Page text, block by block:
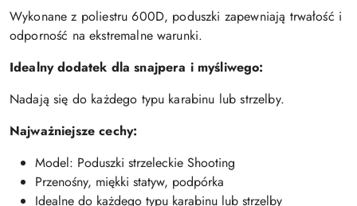
Wykonane z poliestru 600D, poduszki zapewniają trwałość i
odporność na ekstremalne warunki.
Idealny dodatek dla snajpera i myśliwego:
Nadają się do każdego typu karabinu lub strzelby.
Najważniejsze cechy:
Model: Poduszki strzeleckie Shooting
Przenośny, miękki statyw, podpórka
Idealne do każdego typu karabinu lub strzelby